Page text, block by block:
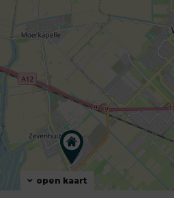
open kaart